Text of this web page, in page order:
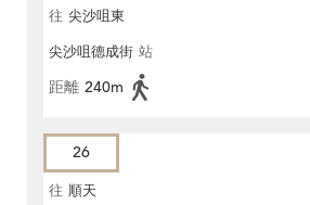
往 尖沙咀東
尖沙咀德成街 站
距離 240m
26
往 順天